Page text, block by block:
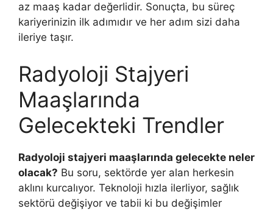
az maaş kadar değerlidir. Sonuçta, bu süreç
kariyerinizin ilk adımıdır ve her adım sizi daha
ileriye taşır.
Radyoloji Stajyeri
Maaşlarında
Gelecekteki Trendler
Radyoloji stajyeri maaşlarında gelecekte neler
olacak? Bu soru, sektörde yer alan herkesin
aklını kurcalıyor. Teknoloji hızla ilerliyor, sağlık
sektörü değişiyor ve tabii ki bu değişimler